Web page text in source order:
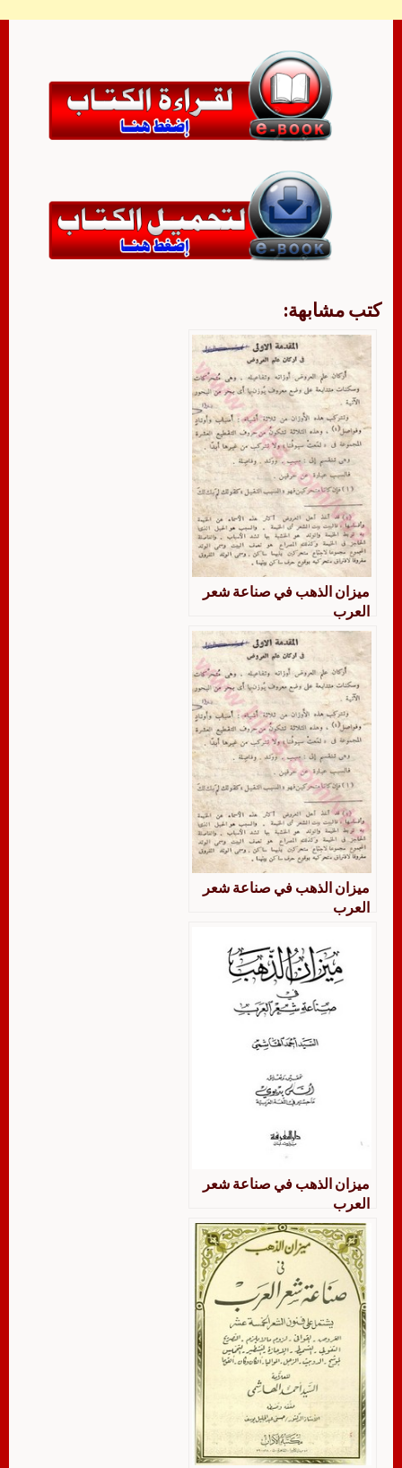
كتب مشابهة:
ميزان الذهب في صناعة شعر
العرب
ميزان الذهب في صناعة شعر
العرب
ميزان الذهب في صناعة شعر
العرب